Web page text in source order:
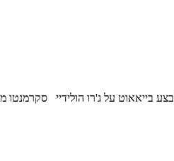
לא מתכוונת לבצע בייאאוט על ג'רו